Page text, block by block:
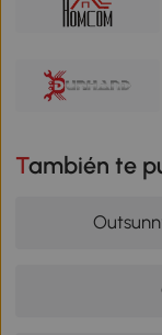
También te